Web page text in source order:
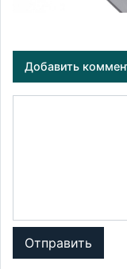
Добавить
Отправить